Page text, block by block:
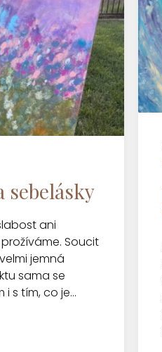
sebelásky
ani
Soucit
jemná
sama se
s tím, co je...